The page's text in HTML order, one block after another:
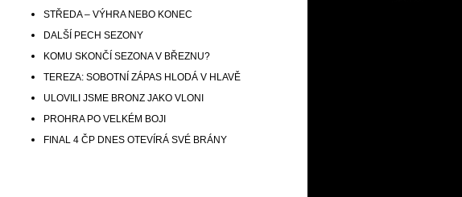
STŘEDA – VÝHRA NEBO KONEC
DALŠÍ PECH SEZONY
KOMU SKONČÍ SEZONA V BŘEZNU?
TEREZA: SOBOTNÍ ZÁPAS HLODÁ V HLAVĚ
ULOVILI JSME BRONZ JAKO VLONI
PROHRA PO VELKÉM BOJI
FINAL 4 ČP DNES OTEVÍRÁ SVÉ BRÁNY